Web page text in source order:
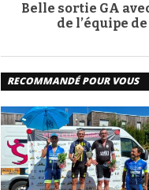
Belle sortie GA
de l’équipe
RECOMMANDÉ POUR VOUS